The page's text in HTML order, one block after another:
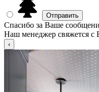
Спасибо за Ваше
Наш менеджер свяжется с